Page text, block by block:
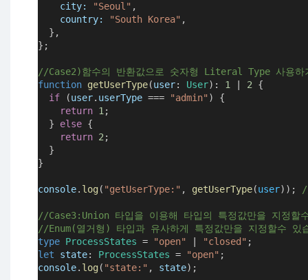
city: "Seoul" ,
country: "South Korea" ,
},
};
//Case2)함수의 반환값으로 숫자형 Literal Type 사용하
function getUserType(user: User) : 1 2 {
if (user. userType === "admin" ) {
return 1 ;
} else {
return 2 ;
}
}
console. log( "getUserType:" , getUserType(user));
//Case3:Union 타입을 이용해 타입의 특정값만을 지정할
//Enum(열거형) 타입과 유사하게 특정값만을 지정할수 있
type ProcessStates = "open" "closed" ;
let
state: ProcessStates = "open" ;
console. log( "state:" , state);